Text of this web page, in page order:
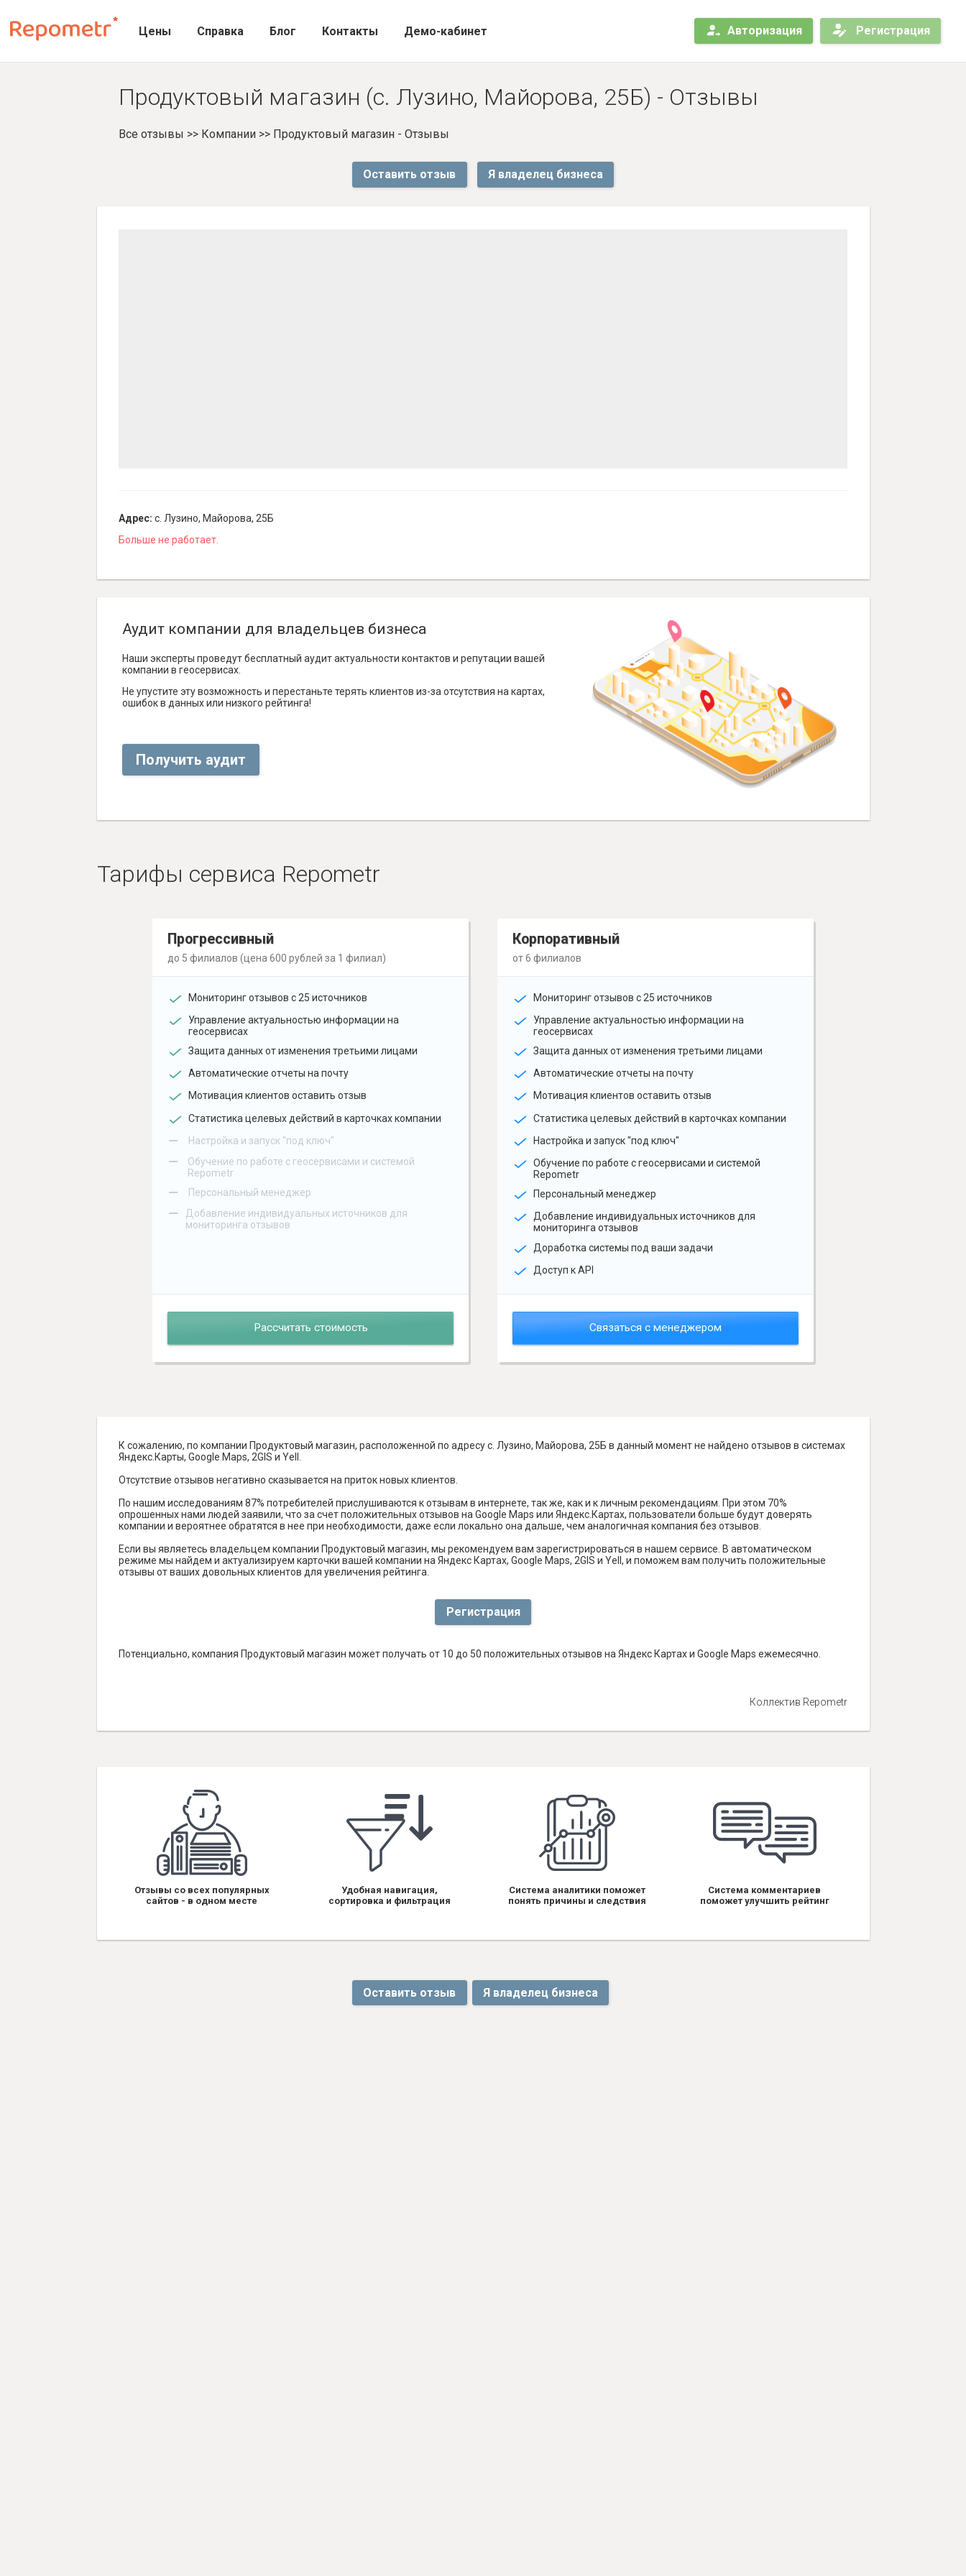
Цены Справка Блог Контакты Демо-кабинет Авторизация Регистрация
Продуктовый магазин (с. Лузино, Майорова, 25Б) - Отзывы
Все отзывы >> Компании>> Продуктовый магазин - Отзывы
Оставить отзыв Я владелец бизнеса
Адрес: с. Лузино, Майорова, 25Б
Больше не работает.
Аудит компании для владельцев бизнеса
Наши эксперты проведут бесплатный аудит актуальности контактов и репутации вашей
компании в геосервисах.
Не упустите эту возможность и перестаньте терять клиентов из-за отсутствия на картах,
ошибок в данных или низкого рейтинга!
Получить аудит
Тарифы сервиса Repometr
Прогрессивный
до 5 филиалов (цена 600 рублей за 1 филиал)
Мониторинг отзывов с 25 источников
Управление актуальностью информации на
геосервисах
Защита данных от изменения третьими лицами
Автоматические отчеты на почту
Мотивация клиентов оставить отзыв
Статистика целевых действий в карточках компании
– Настройка и запуск "под ключ"
–
Обучение по работе с геосервисами и системой
Repometr
– Персональный менеджер
–
Добавление индивидуальных источников для
мониторинга отзывов
Рассчитать стоимость
Корпоративный
от 6 филиалов
Мониторинг отзывов с 25 источников
Управление актуальностью информации на
геосервисах
Защита данных от изменения третьими лицами
Автоматические отчеты на почту
Мотивация клиентов оставить отзыв
Статистика целевых действий в карточках компании
Настройка и запуск "под ключ"
Обучение по работе с геосервисами и системой
Repometr
Персональный менеджер
Добавление индивидуальных источников для
мониторинга отзывов
Доработка системы под ваши задачи
Доступ к API
Связаться с менеджером
К сожалению, по компании Продуктовый магазин, расположенной по адресу с. Лузино, Майорова, 25Б в данный момент не найдено отзывов в системах
Яндекс.Карты, Google Maps, 2GIS и Yell.
Отсутствие отзывов негативно сказывается на приток новых клиентов.
По нашим исследованиям 87% потребителей прислушиваются к отзывам в интернете, так же, как и к личным рекомендациям. При этом 70%
опрошенных нами людей заявили, что за счет положительных отзывов на Google Maps или Яндекс.Картах, пользователи больше будут доверять
компании и вероятнее обратятся в нее при необходимости, даже если локально она дальше, чем аналогичная компания без отзывов.
Если вы являетесь владельцем компании Продуктовый магазин, мы рекомендуем вам зарегистрироваться в нашем сервисе. В автоматическом
режиме мы найдем и актуализируем карточки вашей компании на Яндекс Картах, Google Maps, 2GIS и Yell, и поможем вам получить положительные
отзывы от ваших довольных клиентов для увеличения рейтинга.
Регистрация
Потенциально, компания Продуктовый магазин может получать от 10 до 50 положительных отзывов на Яндекс Картах и Google Maps ежемесячно.
Коллектив Repometr
Отзывы со всех популярных
сайтов - в одном месте
Удобная навигация,
сортировка и фильтрация
Система аналитики поможет
понять причины и следствия
Система комментариев
поможет улучшить рейтинг
Оставить отзыв Я владелец бизнеса